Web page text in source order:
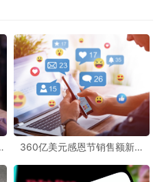
360亿美元感恩节销售额新纪
新风潮！